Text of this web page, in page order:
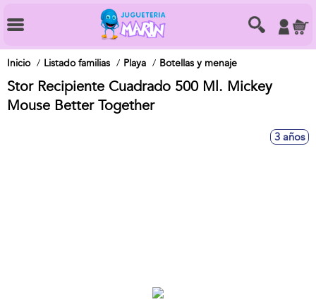
Inicio Listado familias Playa Botellas y menaje
Stor Recipiente Cuadrado 500 Ml. Mickey
Mouse Better Together
3 años